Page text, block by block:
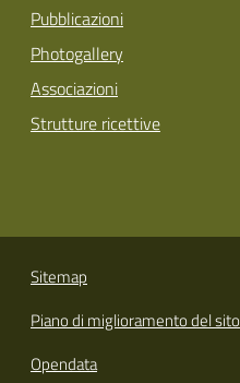
Pubblicazioni
Photogallery
Associazioni
Strutture ricettive
Sitemap
Piano di miglioramento del sito
Opendata